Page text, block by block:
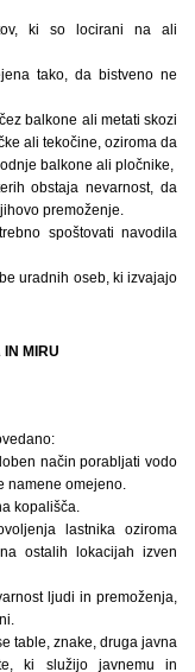
ki so locirani na ali
tako, da bistveno ne
balkone ali metati skozi
ali tekočine, oziroma da
balkone ali pločnike,
obstaja nevarnost, da
premoženje.
spoštovati navodila
uradnih oseb, ki izvajajo
IN MIRU
način porabljati vodo
namene omejeno.
kopališča.
lastnika oziroma
ostalih lokacijah izven
ljudi in premoženja,
table, znake, druga javna
ki služijo javnemu in